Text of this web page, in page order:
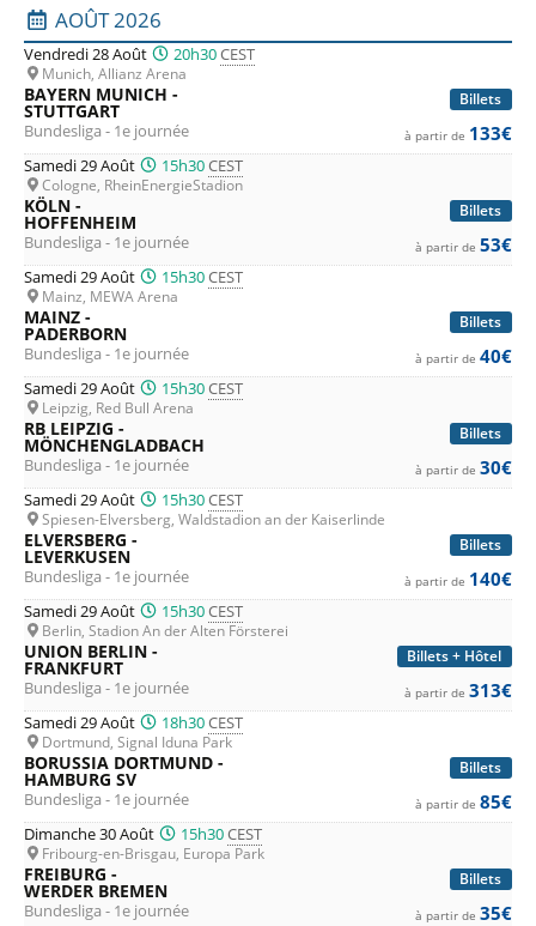
Wolfsburg, et les promus du
Bref, rien que du football, des buts et des émotions fortes,
en direct depuis des stades de football allemands à chaque
journée de cechampionnat de Bundesligaqui s'annonce
palpitant. Comme chaque année les stades seront plein à
craquer et les ambiances dans les stades à couper le
souffle. Et si l'envie vous en prend, et bien c'est le moment
d'utiliser notre comparateur de prix pour les places de
football en Allemagne, afin de profiter des
meilleurs tarifs
pour les billets de Bundesliga
Liste des prochains matchs : Bundesliga. Colonne 1 :
AOÛT 2026
Vendredi 28 Août 20h30CEST
Munich, Allianz Arena
Billets
BAYERN MUNICH -
STUTTGART
Bundesliga - 1e journée à partir de 133€
Samedi 29 Août 15h30CEST
Cologne, RheinEnergieStadion
Billets
KÖLN -
HOFFENHEIM
Bundesliga - 1e journée à partir de 53€
Samedi 29 Août 15h30CEST
Mainz, MEWA Arena
Billets
MAINZ -
PADERBORN
Bundesliga - 1e journée à partir de 40€
Samedi 29 Août 15h30CEST
Leipzig, Red Bull Arena
Billets
RB LEIPZIG -
MÖNCHENGLADBACH
Bundesliga - 1e journée à partir de 30€
Samedi 29 Août 15h30CEST
Spiesen-Elversberg, Waldstadion an der Kaiserlinde
Billets
ELVERSBERG -
LEVERKUSEN
Bundesliga - 1e journée à partir de 140€
Samedi 29 Août 15h30CEST
Berlin, Stadion An der Alten Försterei
Billets + Hôtel
UNION BERLIN -
FRANKFURT
Bundesliga - 1e journée à partir de 313€
Samedi 29 Août 18h30CEST
Dortmund, Signal Iduna Park
Billets
BORUSSIA DORTMUND -
HAMBURG SV
Bundesliga - 1e journée à partir de 85€
Dimanche 30 Août 15h30CEST
Fribourg-en-Brisgau, Europa Park
Billets
FREIBURG -
WERDER BREMEN
Bundesliga - 1e journée à partir de 35€